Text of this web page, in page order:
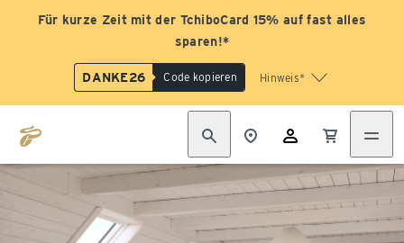
Für kurze Zeit mit der TchiboCard 15% auf fast alles
sparen!*
DANKE26 Code kopieren Hinweis*